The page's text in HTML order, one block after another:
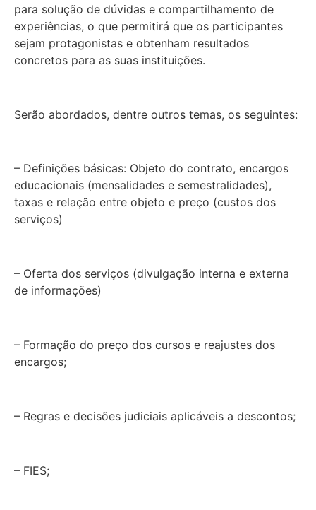
para solução de dúvidas e compartilhamento de
experiências, o que permitirá que os participantes
sejam protagonistas e obtenham resultados
concretos para as suas instituições.
Serão abordados, dentre outros temas, os seguintes:
– Definições básicas: Objeto do contrato, encargos
educacionais (mensalidades e semestralidades),
taxas e relação entre objeto e preço (custos dos
serviços)
– Oferta dos serviços (divulgação interna e externa
de informações)
– Formação do preço dos cursos e reajustes dos
encargos;
– Regras e decisões judiciais aplicáveis a descontos;
– FIES;